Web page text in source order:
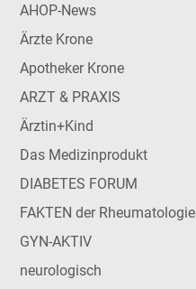
AHOP-News
Ärzte Krone
Apotheker Krone
ARZT & PRAXIS
Ärztin+Kind
Das Medizinprodukt
DIABETES FORUM
FAKTEN der Rheumatologie
GYN-AKTIV
neurologisch